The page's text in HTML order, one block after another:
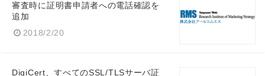
審査時に証明書申請者への電話確認を
追加
2018/2/20
DigiCert、すべてのSSL/TLSサーバ証